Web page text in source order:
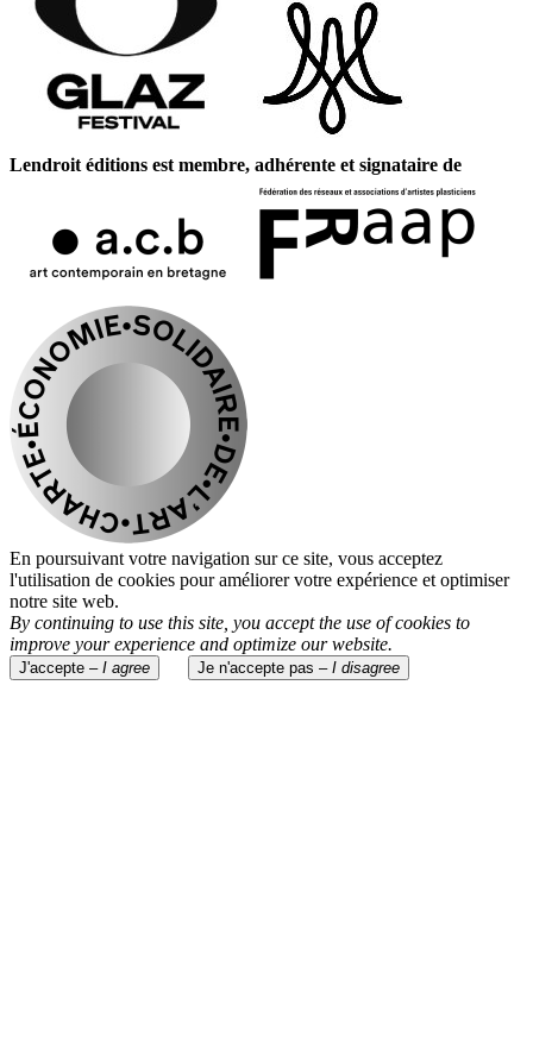
Lendroit éditions est membre, adhérente et signataire de
En poursuivant votre navigation sur ce site, vous acceptez
l'utilisation de cookies pour améliorer votre expérience et optimiser
notre site web.
By continuing to use this site, you accept the use of cookies to
improve your experience and optimize our website.
J'accepte – I agree Je n'accepte pas – I disagree